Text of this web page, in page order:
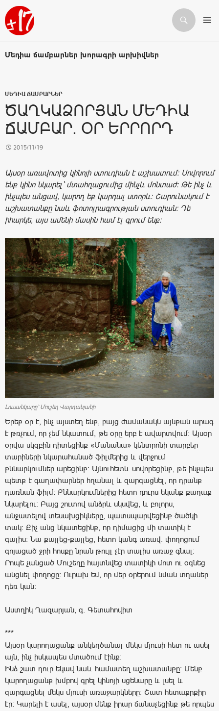
Որոնում
ԱՆՑՆԵԼ ԲՈՎԱՆԴԱԿՈՒԹՅԱՆԸ
Մեդիա ճամբարներ խորագրի արխիվներ
ՄԵԴԻԱ ՃԱՄԲԱՐՆԵՐ
ԾԱՂԿԱՁՈՐՅԱՆ ՄԵԴԻԱ
ՃԱՄԲԱՐ. ՕՐ ԵՐՐՈՐԴ
2015/11/19
Այսօր առավոտից կինոյի ստուդիան է աշխատում: Սովորում
ենք կինո նկարել` մտահղացումից մինչև մոնտաժ: Թե ինչ և
ինչպես անցավ, կարող եք կարդալ ստորև: Շարունակում է
աշխատանքը նաև ֆոտոլրագրության ստուդիան: Դե
իհարկե, այս ամենի մասին համ էլ գրում ենք:
Լուսանկարը՝ Մուշեղ Վարդանյանի
Երեք օր է, ինչ այստեղ ենք, բայց ժամանակն այնքան արագ
է թռչում, որ չեմ նկատում, թե օրը երբ է ավարտվում: Այսօր
օրվա սկզբին դիտեցինք «Մանանա» կենտրոնի տարբեր
տարիների նկարահանած ֆիլմերից և վերջում
քննարկումներ արեցինք: Այնուհետև սովորեցինք, թե ինչպես
պետք է գաղափարներ հղանալ և զարգացնել, որ դրանք
դառնան ֆիլմ: Քննարկումներից հետո դուրս եկանք քաղաք
նկարելու: Բայց շուտով անձրև սկսվեց, և բոլորս,
անջատելով տեսախցիկները, պատսպարվեցինք ծածկի
տակ: Քիչ անց նկատեցինք, որ դիմացից մի տատիկ է
գալիս: Նա քայլեց-քայլեց, հետո կանգ առավ. փողոցում
գոյացած ջրի հոսքը նրան թույլ չէր տալիս առաջ գնալ:
Րոպե չանցած Մուշեղը հայտնվեց տատիկի մոտ ու օգնեց
անցնել փողոցը: Ուրախ եմ, որ մեր օրերում նման տղաներ
դեռ կան:
Աստղիկ Ղազարյան, գ. Գետահովիտ
***
Այսօր կարողացանք անկեղծանալ մեկս մյուսի հետ ու ասել
այն, ինչ իսկապես մտածում էինք:
Ինձ շատ դուր եկավ նաև համատեղ աշխատանքը: Մենք
կարողացանք խմբով գրել կինոյի սցենարը և լսել և
զարգացնել մեկս մյուսի առաջարկները: Շատ հետաքրքիր
էր: Կարելի է ասել, այսօր մենք իրար ճանաչեցինք թե որպես